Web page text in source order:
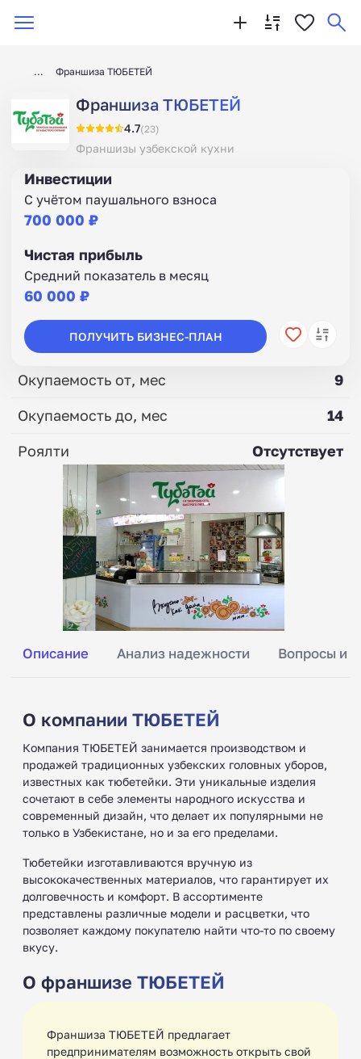
Франшиза ТЮБЕТЕЙ
Франшиза ТЮБЕТЕЙ
4.7(23)
Франшизы узбекской кухни
Описание Анализ надежности Вопросы и
О компании ТЮБЕТЕЙ
Компания ТЮБЕТЕЙ занимается производством и
продажей традиционных узбекских головных уборов,
известных как тюбетейки. Эти уникальные изделия
сочетают в себе элементы народного искусства и
современный дизайн, что делает их популярными не
только в Узбекистане, но и за его пределами.
Тюбетейки изготавливаются вручную из
высококачественных материалов, что гарантирует их
долговечность и комфорт. В ассортименте
представлены различные модели и расцветки, что
позволяет каждому покупателю найти что-то по своему
вкусу.
О франшизе ТЮБЕТЕЙ
Франшиза ТЮБЕТЕЙ предлагает
предпринимателям возможность открыть свой
Инвестиции
С учётом паушального взноса
700 000 ₽
Чистая прибыль
Средний показатель в месяц
60 000 ₽
ПОЛУЧИТЬ БИЗНЕС-ПЛАН
Окупаемость от, мес
9
Окупаемость до, мес
14
Роялти
Отсутствует